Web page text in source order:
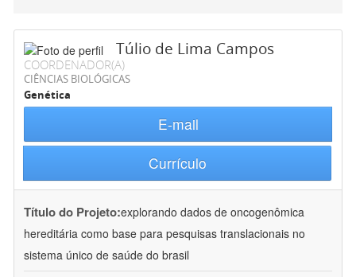
Túlio de Lima Campos
COORDENADOR(A)
CIÊNCIAS BIOLÓGICAS
Genética
E-mail
Currículo
Título do Projeto:explorando dados de oncogenômica
hereditária como base para pesquisas translacionais no
sistema único de saúde do brasil